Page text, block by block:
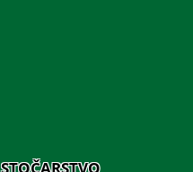
STOČARSTVO